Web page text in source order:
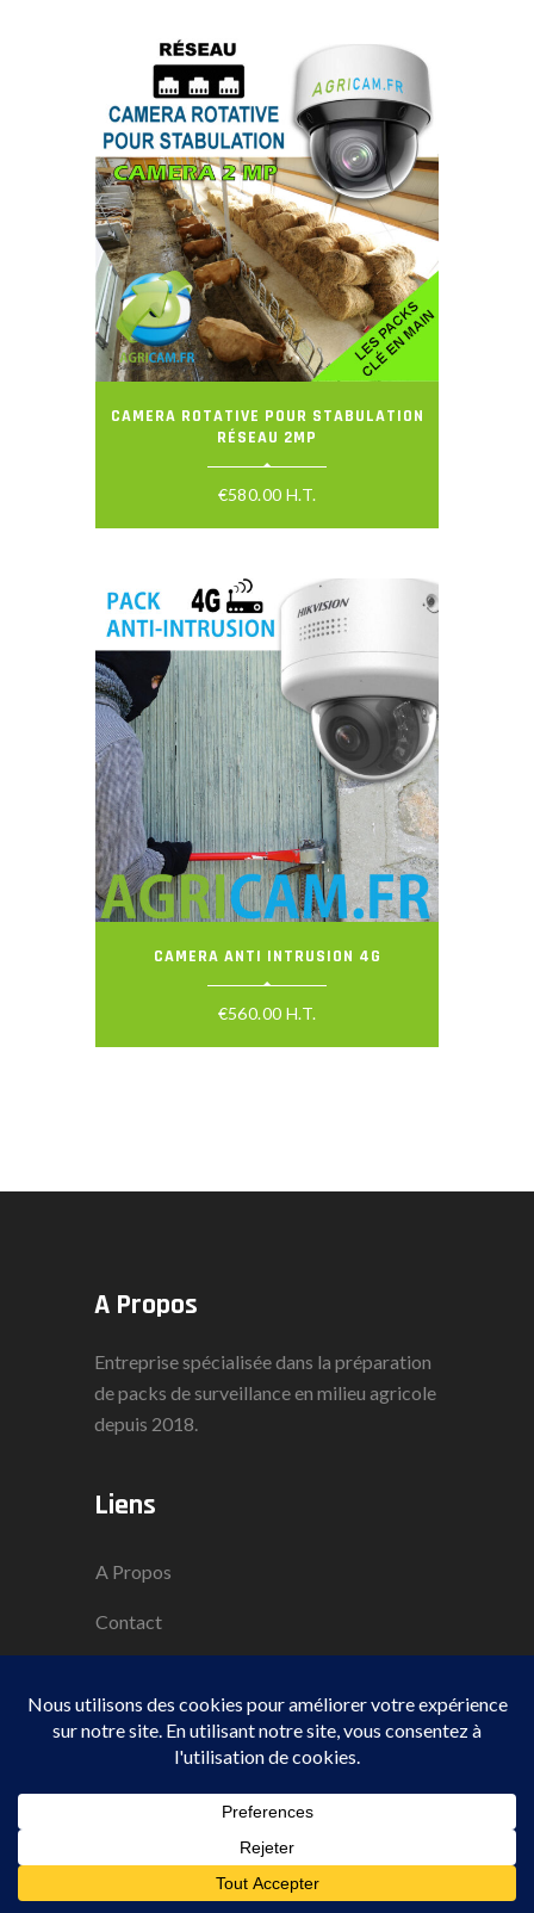
CAMERA ROTATIVE POUR STABULATION
RÉSEAU 2MP
€580.00 H.T.
CAMERA ANTI INTRUSION 4G
€560.00 H.T.
A Propos
Entreprise spécialisée dans la préparation
de packs de surveillance en milieu agricole
depuis 2018.
Liens
A Propos
Contact
Politique De Confidentialité
Conditions Générales De Vente
Mentions Légales